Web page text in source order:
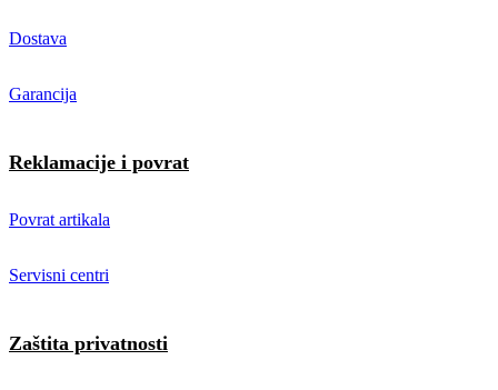
Dostava
Garancija
Reklamacije i povrat
Povrat artikala
Servisni centri
Zaštita privatnosti